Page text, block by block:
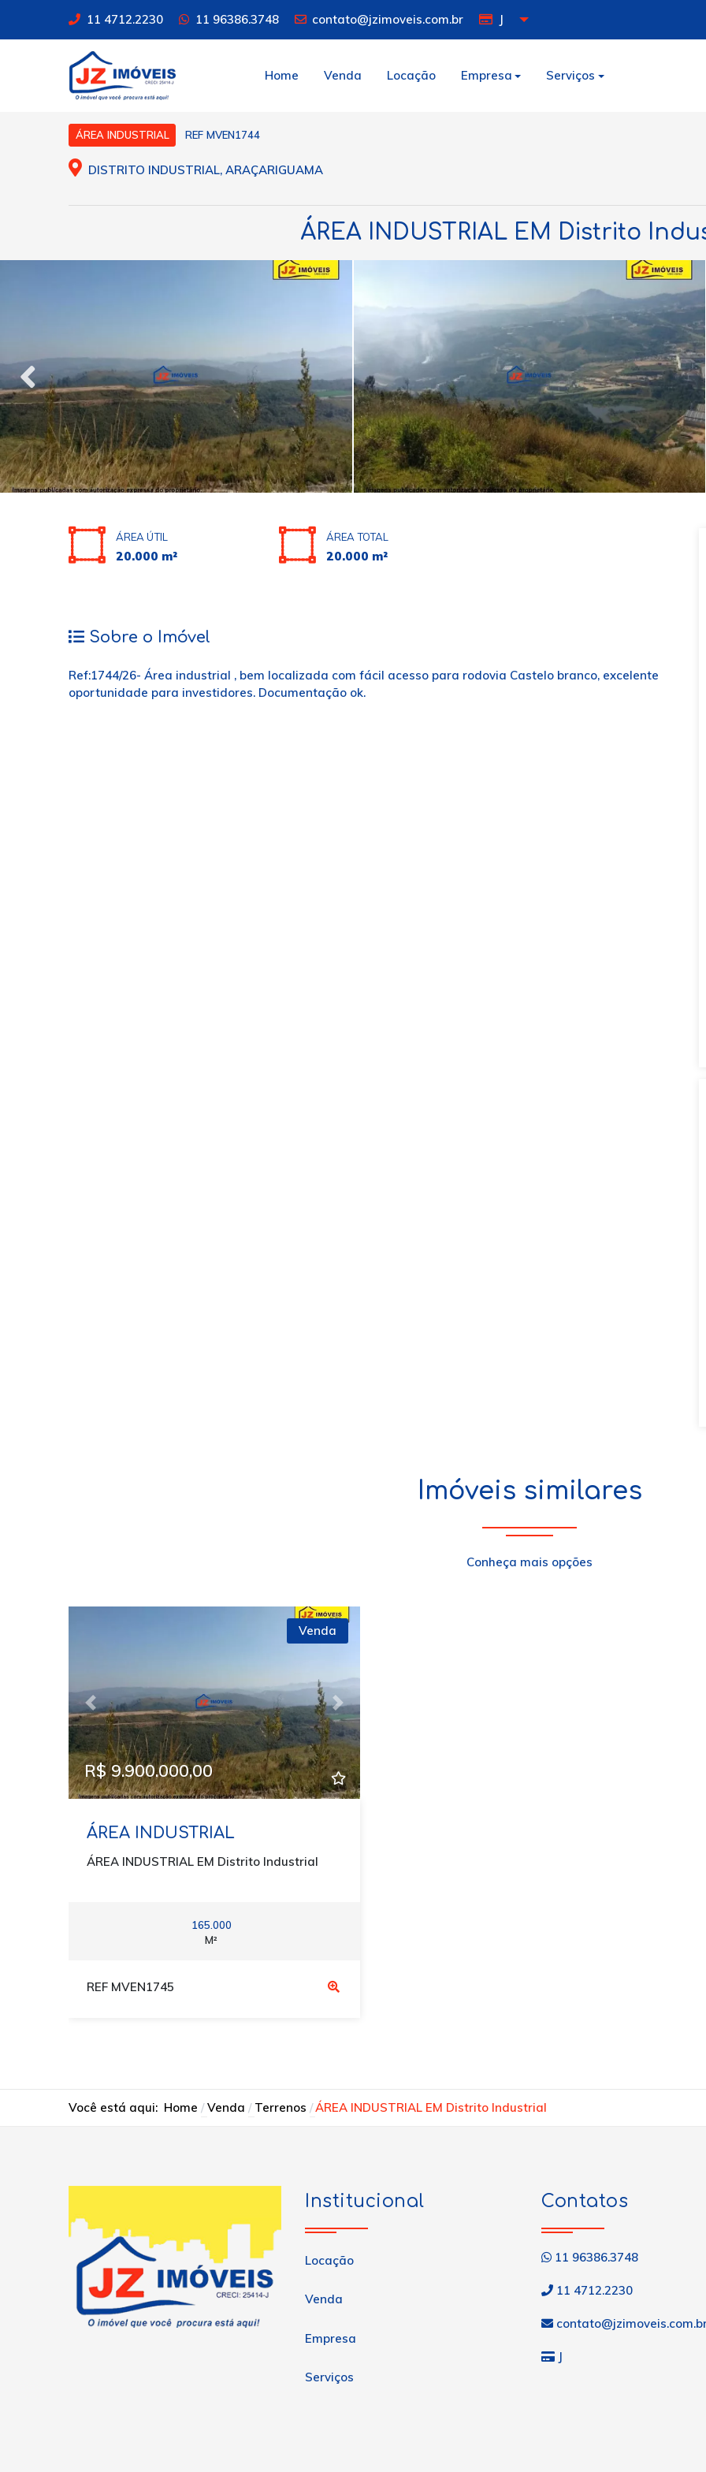
11 4712.2230 11 96386.3748 contato@jzimoveis.com.br J
Home Venda Locação Empresa Serviços
ÁREA INDUSTRIAL REF MVEN1744
DISTRITO INDUSTRIAL, ARAÇARIGUAMA
ÁREA INDUSTRIAL EM Distrito
ÁREA ÚTIL
20.000 m²
ÁREA TOTAL
20.000 m²
Sobre o Imóvel
Ref:1744/26- Área industrial , bem localizada com fácil acesso para rodovia Castelo branco, excelente
oportunidade para investidores. Documentação ok.
Imóveis similares
Conheça mais opções
Previous Next
Venda
R$ 9.900.000,00
ÁREA INDUSTRIAL
ÁREA INDUSTRIAL EM Distrito Industrial
165.000
M²
REF MVEN1745
Você está aqui: Home Venda Terrenos ÁREA INDUSTRIAL EM Distrito Industrial
Institucional
Locação
Venda
Empresa
Serviços
Contatos
11 96386.3748
11 4712.2230
J